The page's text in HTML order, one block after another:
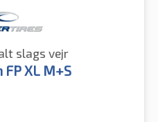
slags vejr
XL M+S